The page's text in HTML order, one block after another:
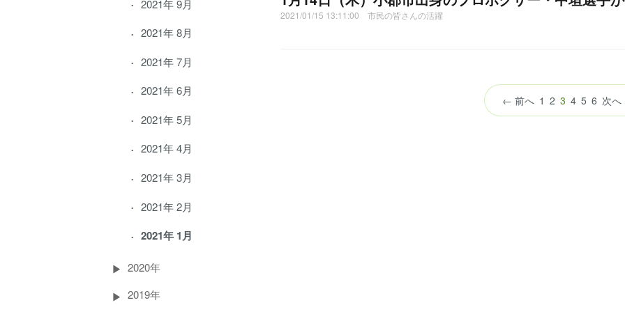
2021年 9月
2021年 8月
2021年 7月
2021年 6月
2021年 5月
2021年 4月
2021年 3月
2021年 2月
2021年 1月
2020年
2019年
2021/01/15 13:11:00 市民の皆さんの活躍
← 前へ 1 2 3 （こ
の
4 5 6 次